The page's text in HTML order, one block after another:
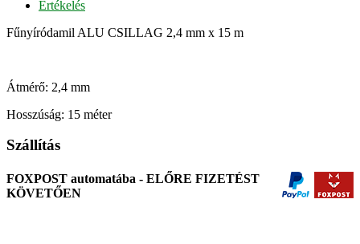
Értékelés
Fűnyíródamil ALU CSILLAG 2,4 mm x 15 m
Átmérő: 2,4 mm
Hosszúság: 15 méter
Szállítás
FOXPOST automatába - ELŐRE FIZETÉST
KÖVETŐEN